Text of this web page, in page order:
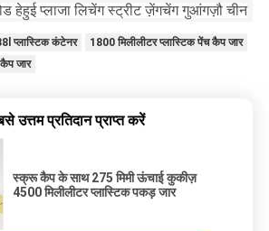
हेहुई प्लाजा लिचेंग स्ट्रीट ज़ेंगचेंग गुआंगज़ौ चीन
प्लास्टिक कंटेनर
1800 मिलीलीटर प्लास्टिक पेंच कैप जार
जार
उत्तम प्रतिदान प्राप्त करें
स्क्रू कैप के साथ 275 मिमी ऊंचाई कुकीज़
4500 मिलीलीटर प्लास्टिक पकड़ जार